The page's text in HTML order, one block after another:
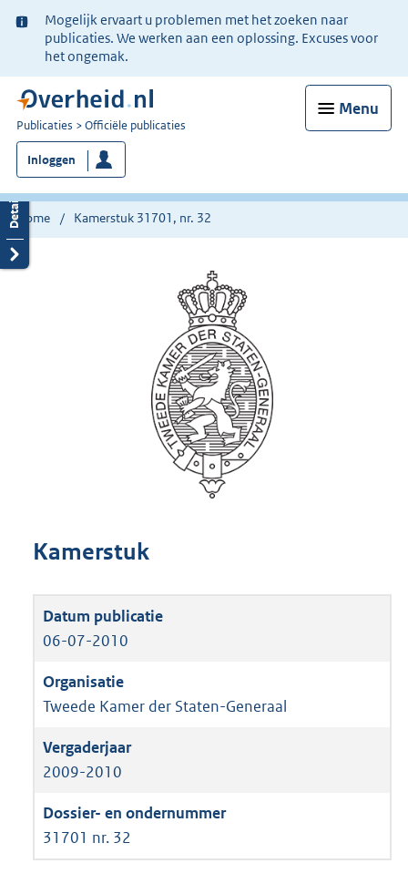
Ter
informatie:
Mogelijk ervaart u problemen met het zoeken naar
publicaties. We werken aan een oplossing. Excuses voor
het ongemak.
Menu
U
bent
nu
hier:
Publicaties Officiële publicaties
Inloggen
Home Kamerstuk 31701, nr. 32
Kamerstuk
06-07-2010
Tweede Kamer der Staten-Generaal
2009-2010
31701 nr. 32